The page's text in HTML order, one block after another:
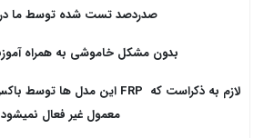
صدردصد تست شده توسط ما در
بدون مشکل خاموشی به همراه
معمول غیر فعال نمیشود